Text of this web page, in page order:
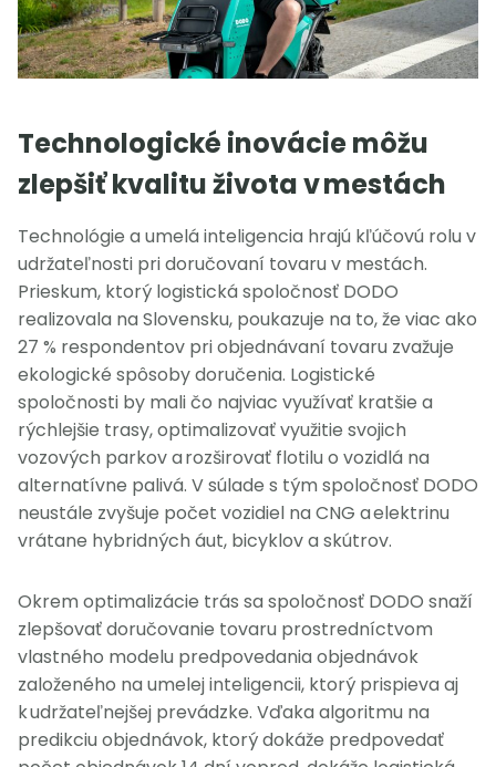
Technologické inovácie môžu
zlepšiť kvalitu života v mestách
Technológie a umelá inteligencia hrajú kľúčovú rolu v
udržateľnosti pri doručovaní tovaru v mestách.
Prieskum, ktorý logistická spoločnosť DODO
realizovala na Slovensku, poukazuje na to, že viac ako
27 % respondentov pri objednávaní tovaru zvažuje
ekologické spôsoby doručenia. Logistické
spoločnosti by mali čo najviac využívať kratšie a
rýchlejšie trasy, optimalizovať využitie svojich
vozových parkov a rozširovať flotilu o vozidlá na
alternatívne palivá. V súlade s tým spoločnosť DODO
neustále zvyšuje počet vozidiel na CNG a elektrinu
vrátane hybridných áut, bicyklov a skútrov.
Okrem optimalizácie trás sa spoločnosť DODO snaží
zlepšovať doručovanie tovaru prostredníctvom
vlastného modelu predpovedania objednávok
založeného na umelej inteligencii, ktorý prispieva aj
k udržateľnejšej prevádzke. Vďaka algoritmu na
predikciu objednávok, ktorý dokáže predpovedať